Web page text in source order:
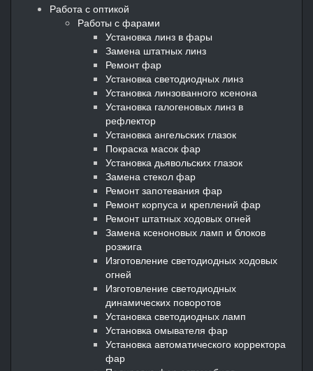
Работа с оптикой
Работы с фарами
Установка линз в фары
Замена штатных линз
Ремонт фар
Установка светодиодных линз
Установка линзованного ксенона
Установка галогеновых линз в
рефлектор
Установка ангельских глазок
Покраска масок фар
Установка дьявольских глазок
Замена стекол фар
Ремонт запотевания фар
Ремонт корпуса и креплений фар
Ремонт штатных ходовых огней
Замена ксеноновых ламп и блоков
розжига
Изготовление светодиодных ходовых
огней
Изготовление светодиодных
динамических поворотов
Установка светодиодных ламп
Установка омывателя фар
Установка автоматического корректора
фар